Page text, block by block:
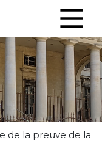
de la preuve de la